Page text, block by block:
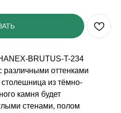
BRUTUS-T-234
различными оттенками
из тёмно-
камня будет
стенами, полом